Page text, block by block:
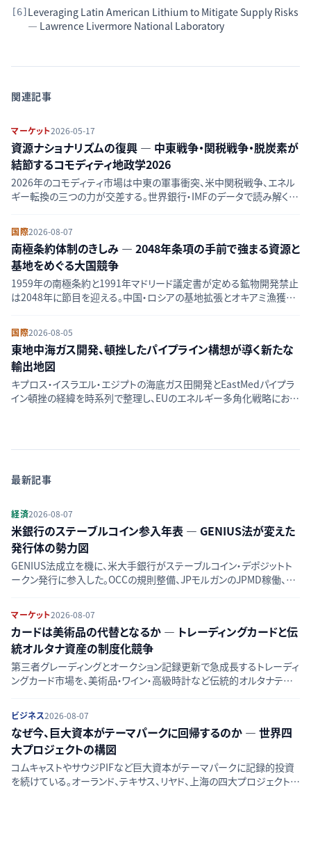
[6] Leveraging Latin American Lithium to Mitigate Supply Risks
— Lawrence Livermore National Laboratory
関連記事
マーケット2026-05-17
資源ナショナリズムの復興 — 中東戦争・関税戦争・脱炭素が
結節するコモディティ地政学2026
2026年のコモディティ市場は中東の軍事衝突、米中関税戦争、エネル
ギー転換の三つの力が交差する。世界銀行・IMFのデータで読み解く一
国際2026-08-07
南極条約体制のきしみ ― 2048年条項の手前で強まる資源と
基地をめぐる大国競争
1959年の南極条約と1991年マドリード議定書が定める鉱物開発禁止
は2048年に節目を迎える。中国・ロシアの基地拡張とオキアミ漁獲枠
国際2026-08-05
東地中海ガス開発、頓挫したパイプライン構想が導く新たな
輸出地図
キプロス・イスラエル・エジプトの海底ガス田開発とEastMedパイプラ
イン頓挫の経緯を時系列で整理し、EUのエネルギー多角化戦略におけ
最新記事
経済2026-08-07
米銀行のステーブルコイン参入年表 — GENIUS法が変えた
発行体の勢力図
GENIUS法成立を機に、米大手銀行がステーブルコイン・デポジットト
ークン発行に参入した。OCCの規則整備、JPモルガンのJPMD稼働、銀
マーケット2026-08-07
カードは美術品の代替となるか — トレーディングカードと伝
統オルタナ資産の制度化競争
第三者グレーディングとオークション記録更新で急成長するトレーディ
ングカード市場を、美術品・ワイン・高級時計など伝統的オルタナティブ
ビジネス2026-08-07
なぜ今、巨大資本がテーマパークに回帰するのか — 世界四
大プロジェクトの構図
コムキャストやサウジPIFなど巨大資本がテーマパークに記録的投資
を続けている。オーランド、テキサス、リヤド、上海の四大プロジェクトか